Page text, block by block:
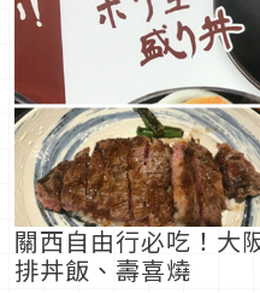
關西自由行必吃！大
排丼飯、壽喜燒